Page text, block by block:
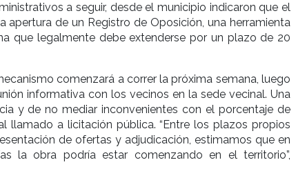
a seguir, desde el municipio indicaron que el
apertura de un Registro de Oposición, una herramienta
que legalmente debe extenderse por un plazo de 20
comenzará a correr la próxima semana, luego
informativa con los vecinos en la sede vecinal. Una
y de no mediar inconvenientes con el porcentaje de
llamado a licitación pública. “Entre los plazos propios
de ofertas y adjudicación, estimamos que en
la obra podría estar comenzando en el territorio”,